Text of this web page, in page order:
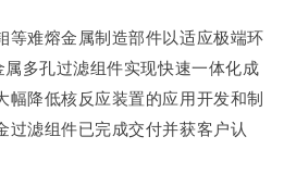
等难熔金属制造部件以适应极端环
属多孔过滤组件实现快速一体化成
幅降低核反应装置的应用开发和制
过滤组件已完成交付并获客户认